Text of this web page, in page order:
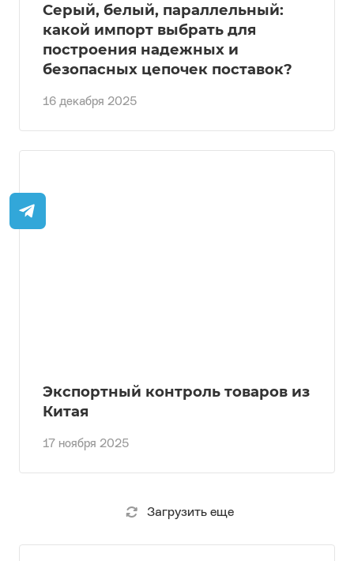
16 декабря 2025
Серый, белый, параллельный:
какой импорт выбрать для
построения надежных и
безопасных цепочек поставок?
17 ноября 2025
Экспортный контроль товаров из
Китая
Загрузить еще